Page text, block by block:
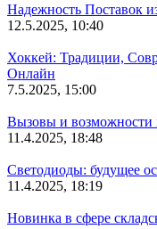
Надежность Поставок
12.5.2025, 10:40
Хоккей: Традиции,
Онлайн
7.5.2025, 15:00
Вызовы и возможности
11.4.2025, 18:48
Светодиоды: будущее
11.4.2025, 18:19
Новинка в сфере